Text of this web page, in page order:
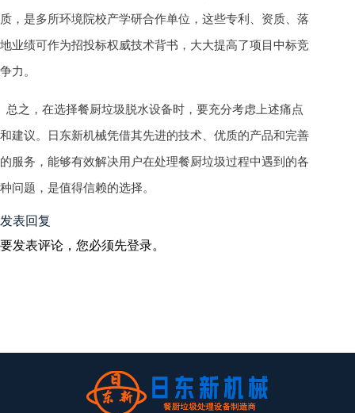
质，是多所环境院校产学研合作单位，这些专利、资质、落
地业绩可作为招投标权威技术背书，大大提高了项目中标竞
争力。
总之，在选择餐厨垃圾脱水设备时，要充分考虑上述痛点
和建议。日东新机械凭借其先进的技术、优质的产品和完善
的服务，能够有效解决用户在处理餐厨垃圾过程中遇到的各
种问题，是值得信赖的选择。
发表回复
要发表评论，您必须先登录。